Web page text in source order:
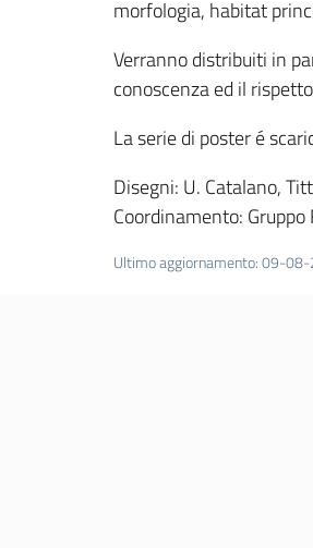
morfologia, habitat
Verranno distribuiti in
conoscenza ed il
La serie di poster é
Disegni: U. Catalano,
Coordinamento:
Ultimo aggiornamento:09-08-